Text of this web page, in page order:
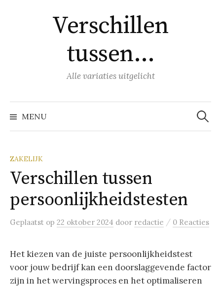
Verschillen
tussen…
Alle variaties uitgelicht
MENU
Zoeken
naar:
ZAKELIJK
Verschillen tussen
persoonlijkheidstesten
Geplaatst op 22 oktober 2024 door redactie / 0 Reacties
Het kiezen van de juiste persoonlijkheidstest
voor jouw bedrijf kan een doorslaggevende factor
zijn in het wervingsproces en het optimaliseren